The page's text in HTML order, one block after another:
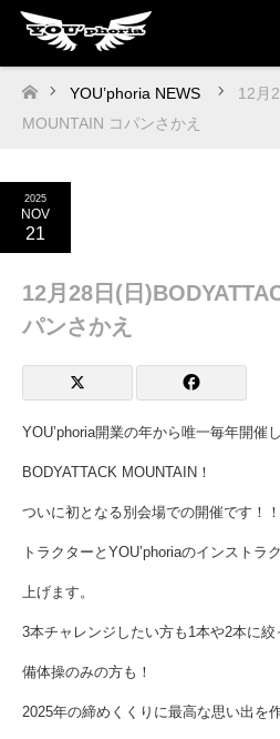
ホーム
YOU’phoria NEWS
12月
MOUNTAIN コパンさかえ
2025
NOV
21
12月28日(日
パンさかえ
YOU’phoria開業の年から唯一毎年開催
BODYATTACK MOUNTAIN！
ついに初となる別会場での開催です！
トラクターとYOU’phoriaのインストラ
上げます。
3本チャレンジしたい方も1本や2本に
備体操のみの方も！
2025年の締めくくりに最高な思い出を